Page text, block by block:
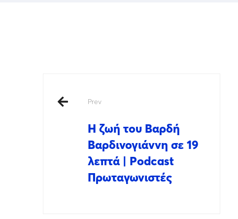
Prev
Η ζωή του Βαρδή
Βαρδινογιάννη σε 19
λεπτά | Podcast
Πρωταγωνιστές